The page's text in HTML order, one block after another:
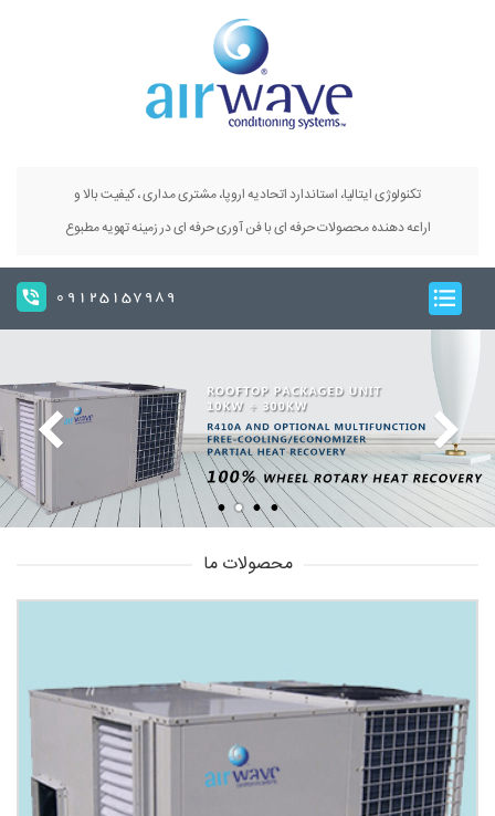
تکنولوژی ایتالیا، استاندارد اتحادیه اروپا، مشتری مداری ، کیفیت بالا و
اراعه دهنده محصولات حرفه ای با فن آوری حرفه ای در زمینه تهویه مطبوع
09125157989
محصولات ما